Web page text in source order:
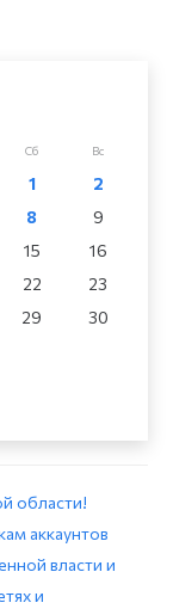
Сб Вс
1
2
8
9
15
16
22
23
29
30
области!
аккаунтов
власти и
и